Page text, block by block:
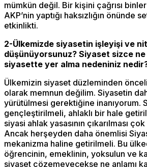
mümkün değil. Bir kişini çağrısı
AKP’nin yaptığı haksızlığın önünde
etkinlikti.
2-Ülkemizde siyasetin işleyişi ve
düşünüyorsunuz? Siyaset sizce ne
siyasette yer alma nedeniniz
Ülkemizin siyaset düzleminden
olarak memnun değilim. Siyasetin
yürütülmesi gerektiğine inanıyorum.
gençleştirilmeli, ahlaklı bir hale
siyasi ahlak yasasının çıkarılması
Ancak herşeyden daha önemlisi
mekanizma haline getirilmeli. Bu
öğrencinin, emeklinin, yoksulun ve
siyaset çözemeyecekse ne anlamı